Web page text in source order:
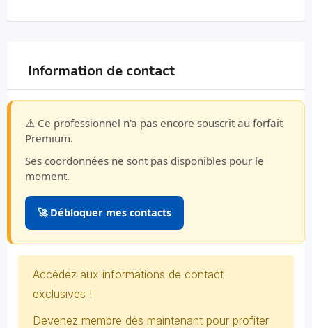
Information de contact
⚠️ Ce professionnel n'a pas encore souscrit au forfait
Premium.
Ses coordonnées ne sont pas disponibles pour le
moment.
🚀 Débloquer mes contacts
Accédez aux informations de contact
exclusives !
Devenez membre dès maintenant pour profiter